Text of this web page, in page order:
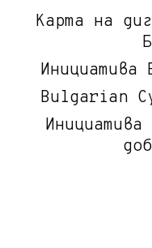
Карта на
Инициатива
Bulgarian